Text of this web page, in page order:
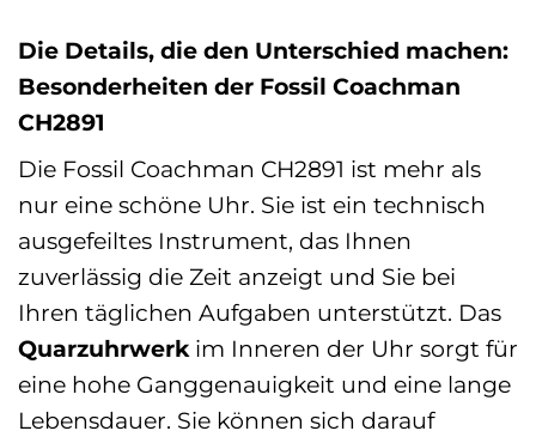
Die Details, die den Unterschied machen:
Besonderheiten der Fossil Coachman
CH2891
Die Fossil Coachman CH2891 ist mehr als
nur eine schöne Uhr. Sie ist ein technisch
ausgefeiltes Instrument, das Ihnen
zuverlässig die Zeit anzeigt und Sie bei
Ihren täglichen Aufgaben unterstützt. Das
Quarzuhrwerkim Inneren der Uhr sorgt für
eine hohe Ganggenauigkeit und eine lange
Lebensdauer. Sie können sich darauf